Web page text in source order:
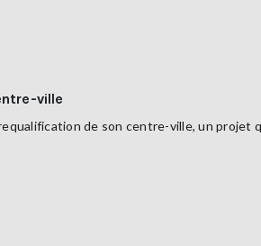
ville
de son centre-ville, un projet